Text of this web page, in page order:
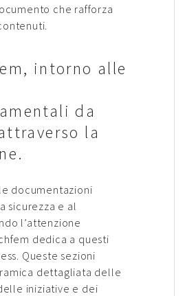
che rafforza
intorno alle
da
la
documentazioni
sicurezza e al
l’attenzione
dedica a questi
Queste sezioni
dettagliata delle
iniziative e dei